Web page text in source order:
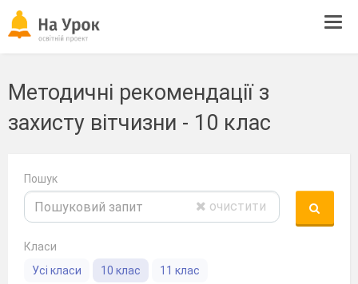
Методичні рекомендації з
захисту вітчизни - 10 клас
Пошук
очистити
Класи
Усі класи
10 клас 11 клас